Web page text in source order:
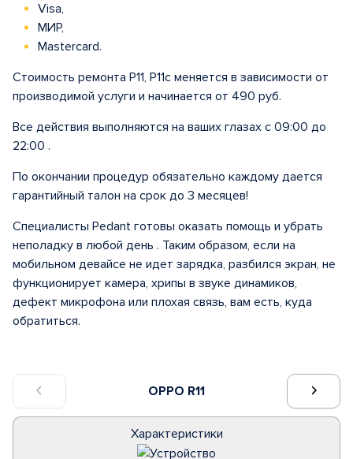
OPPO R11
Характеристики
Visa,
МИР,
Mastercard.
Стоимость ремонта Р11, Р11с меняется в зависимости от
производимой услуги и начинается от 490 руб.
Все действия выполняются на ваших глазах с 09:00 до
22:00 .
По окончании процедур обязательно каждому дается
гарантийный талон на срок до 3 месяцев!
Специалисты Pedant готовы оказать помощь и убрать
неполадку в любой день . Таким образом, если на
мобильном девайсе не идет зарядка, разбился экран, не
функционирует камера, хрипы в звуке динамиков,
дефект микрофона или плохая связь, вам есть, куда
обратиться.